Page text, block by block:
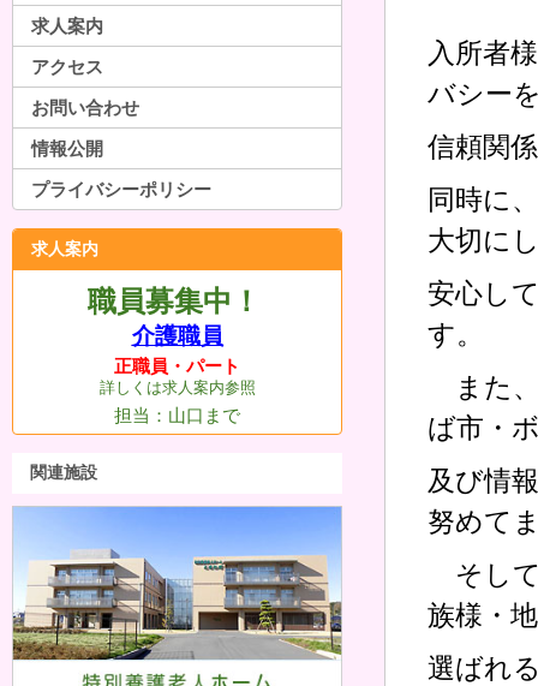
入所者
バシー
信頼関
同時に
大切に
安心し
す。
また、
ば市・
及び情
努めて
そして
族様・
選ばれ
求人案内
アクセス
お問い合わせ
情報公開
プライバシーポリシー
求人案内
職員募集中！
介護職員
正職員・パート
詳しくは求人案内参照
担当：山口まで
関連施設